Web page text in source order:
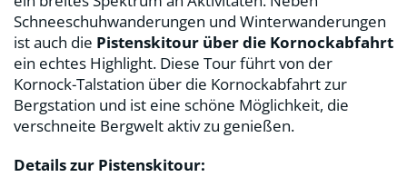
Schneeschuhwanderungen und Winterwanderungen
ist auch die Pistenskitour über die Kornockabfahrt
ein echtes Highlight. Diese Tour führt von der
Kornock-Talstation über die Kornockabfahrt zur
Bergstation und ist eine schöne Möglichkeit, die
verschneite Bergwelt aktiv zu genießen.
Details zur Pistenskitour: